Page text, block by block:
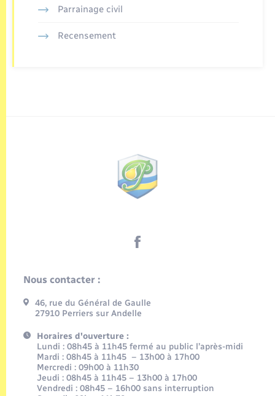
Parrainage civil
Recensement
Nous contacter :
46, rue du Général de Gaulle
27910 Perriers sur Andelle
Horaires d'ouverture :
Lundi : 08h45 à 11h45 fermé au public l’après-midi
Mardi : 08h45 à 11h45 – 13h00 à 17h00
Mercredi : 09h00 à 11h30
Jeudi : 08h45 à 11h45 – 13h00 à 17h00
Vendredi : 08h45 – 16h00 sans interruption